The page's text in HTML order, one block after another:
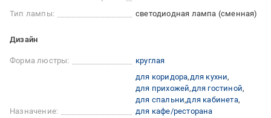
Тип лампы:
светодиодная лампа (сменная)
Дизайн
Форма люстры: круглая
Назначение:
для коридора для кухни
для прихожей для гостиной
для спальни для кабинета
для кафе/ресторана